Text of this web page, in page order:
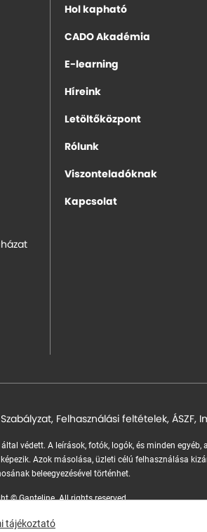
tájékoztató
Hol kapható
CADO Akadémia
E-learning
Híreink
Letöltőközpont
Rólunk
Viszonteladóknak
Kapcsolat
, Felhasználási feltételek, ÁSZF,
védett. A leírások, fotók, logók, és minden egyéb,
Azok másolása, üzleti célú felhasználása
beleegyezésével történhet.
© Ganteline. All rights reserved.